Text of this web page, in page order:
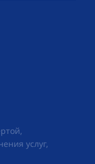
услуг,